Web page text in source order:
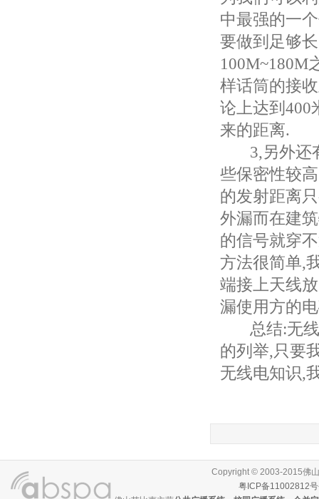
中最强的一
要做到足够
100M~180M
样话筒的接
论上达到400
来的距离.
3,另外还有
些保密性较
的发射距离
外漏而在建
的信号就穿
方法很简单,
端接上天线
漏使用方的
总结:无线
的列举,只要
无线电知识,
Copyright © 2003-2015佛
粤ICP备11002812